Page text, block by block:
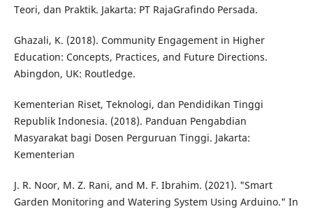
Teori, dan Praktik. Jakarta: PT RajaGrafindo Persada.
Ghazali, K. (2018). Community Engagement in Higher
Education: Concepts, Practices, and Future Directions.
Abingdon, UK: Routledge.
Kementerian Riset, Teknologi, dan Pendidikan Tinggi
Republik Indonesia. (2018). Panduan Pengabdian
Masyarakat bagi Dosen Perguruan Tinggi. Jakarta:
Kementerian
J. R. Noor, M. Z. Rani, and M. F. Ibrahim. (2021). "Smart
Garden Monitoring and Watering System Using Arduino." In